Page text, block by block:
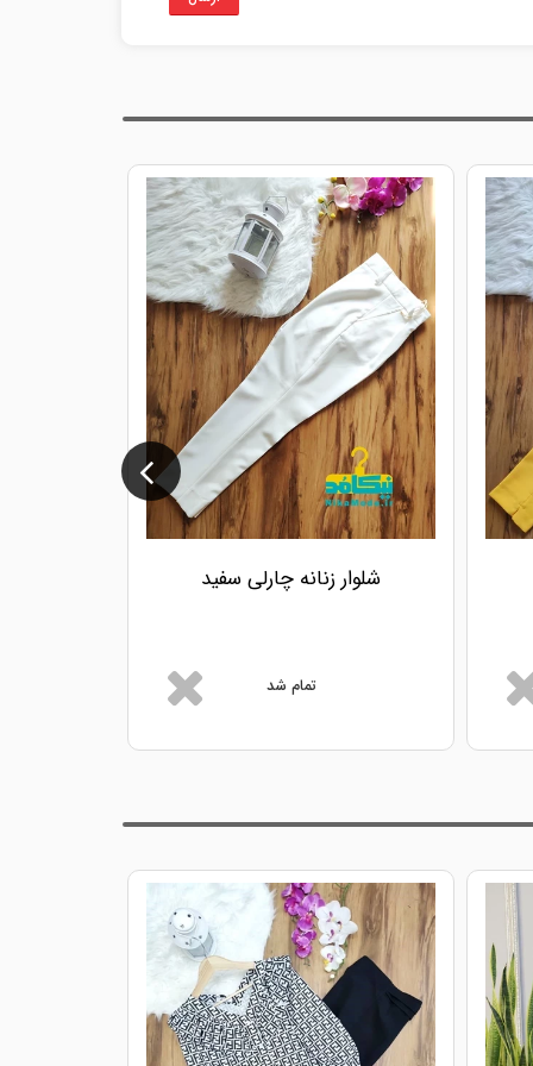
شلوار زنانه چارلی سفید
تمام شد